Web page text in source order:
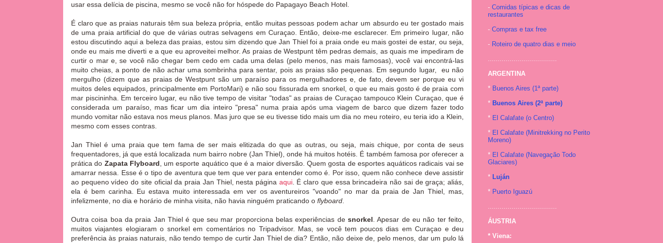
usar essa delícia de piscina, mesmo se você não for hóspede do Papagayo Beach Hotel.
É claro que as praias naturais têm sua beleza própria, então muitas pessoas podem achar um absurdo eu ter gostado mais
de uma praia artificial do que de várias outras selvagens em Curaçao. Então, deixe-me esclarecer. Em primeiro lugar, não
estou discutindo aqui a beleza das praias, estou sim dizendo que Jan Thiel foi a praia onde eu mais gostei de estar, ou seja,
onde eu mais me diverti e a que eu aproveitei melhor. As praias de Westpunt têm pedras demais, as quais me impediram de
curtir o mar e, se você não chegar bem cedo em cada uma delas (pelo menos, nas mais famosas), você vai encontrá-las
muito cheias, a ponto de não achar uma sombrinha para sentar, pois as praias são pequenas. Em segundo lugar,
eu não
mergulho (dizem que as praias de Westpunt são um paraíso para os mergulhadores e, de fato, devem ser porque eu vi
muitos deles equipados, principalmente em PortoMari) e não sou fissurada em snorkel, o que eu mais gosto é de praia com
mar piscininha. Em terceiro lugar, eu não tive tempo de visitar "todas" as praias de Curaçao tampouco Klein Curaçao, que é
considerada um paraíso, mas ficar um dia inteiro "presa" numa praia após uma viagem de barco que dizem fazer todo
mundo vomitar não estava nos meus planos. Mas juro que se eu tivesse tido mais um dia no meu roteiro, eu teria ido a Klein,
mesmo com esses contras.
Jan Thiel é uma praia que tem fama de ser mais elitizada do que as outras, ou seja, mais chique, por conta de seus
frequentadores, já que está localizada num bairro nobre (Jan Thiel), onde há muitos hotéis. É também famosa por oferecer a
prática do Zapata Flyboard , um esporte aquático que é a maior diversão. Quem gosta de esportes aquáticos radicais vai se
amarrar nessa. Esse é o tipo de aventura que tem que ver para entender como é. Por isso, quem não conhece deve assistir
ao pequeno vídeo do site oficial da praia Jan Thiel, nesta página aqui. É claro que essa brincadeira não sai de graça; aliás,
ela é bem carinha. Eu estava muito interessada em ver os aventureiros "voando" no mar da praia de Jan Thiel, mas,
infelizmente, no dia e horário de minha visita, não havia ninguém praticando o flyboard
Outra coisa boa da praia Jan Thiel é que seu mar proporciona belas experiências de snorkel . Apesar de eu não ter feito,
muitos viajantes elogiaram o snorkel em comentários no Tripadvisor. Mas, se você tem poucos dias em Curaçao e deu
preferência às praias naturais, não tendo tempo de curtir Jan Thiel de dia? Então, não deixe de, pelo menos, dar um pulo lá
- Comidas típicas e dicas de
restaurantes
- Compras e tax free
- Roteiro de quatro dias e meio
...................................
ARGENTINA
* Buenos Aires (1ª parte)
* Buenos Aires (2ª parte)
* El Calafate (o Centro)
* El Calafate (Minitrekking no Perito
Moreno)
* El Calafate (Navegação Todo
Glaciares)
* Luján
* Puerto Iguazú
...................................
ÁUSTRIA
* Viena: